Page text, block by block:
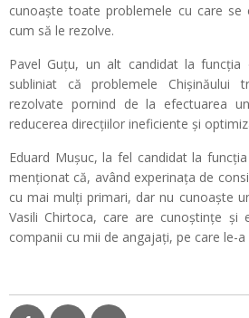
cunoaşte toate problemele cu care se
cum să le rezolve.
Pavel Guţu, un alt candidat la funcţia
subliniat că problemele
rezolvate pornind de la efectuarea
reducerea direcţiilor ineficiente şi
Eduard Muşuc, la fel candidat la
menţionat că, având experinaţa de
cu mai mulţi primari, dar nu cunoaşte
Vasili Chirtoca, care are cunoştinţe şi
companii cu mii de angajaţi, pe care le-